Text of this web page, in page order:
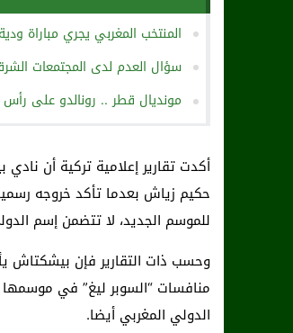
المنتخب المغربي يجري مباراة
سؤال العدم لدى المجتمعات
مونديال قطر .. رونالدو على رأس
أكدت تقارير إعلامية تركية أن
للموسم الجديد، لا تتضمن إسم
وحسب ذات التقارير فإن
منافسات “السوبر ليغ” في
الدولي المغربي أيضا.